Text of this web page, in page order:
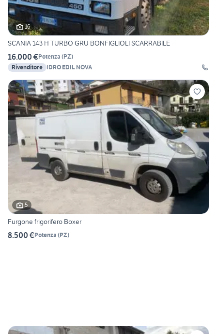
16
SCANIA 143 H TURBO GRU BONFIGLIOLI SCARRABILE
16.000 €Potenza (PZ)
Rivenditore IDRO EDIL NOVA
5
Furgone frigorifero Boxer
8.500 €Potenza (PZ)